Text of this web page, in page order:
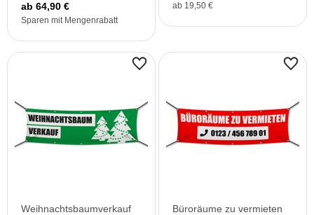
ab 64,90 €
Sparen mit Mengenrabatt
ab 19,50 €
Weihnachtsbaumverkauf
Büroräume zu vermieten